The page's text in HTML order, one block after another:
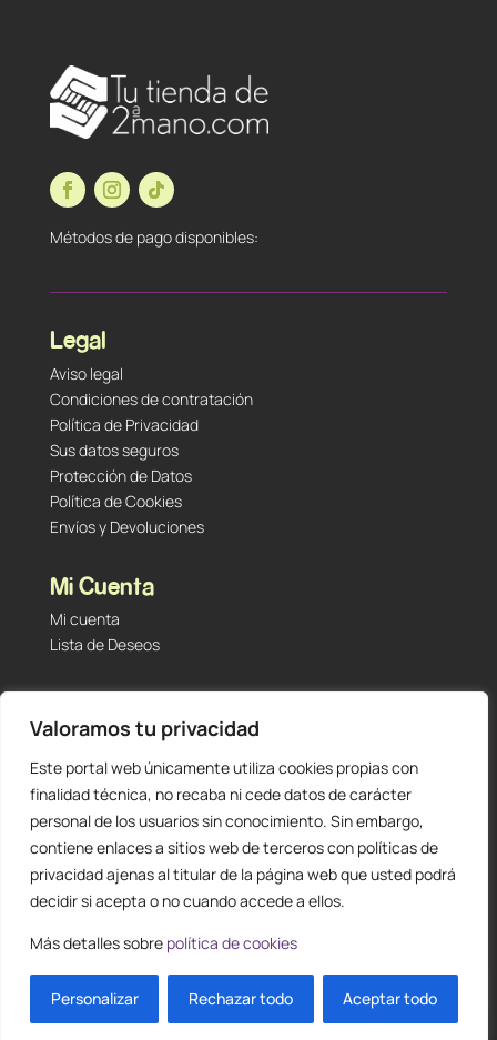
Valoramos tu privacidad
Este portal web únicamente utiliza cookies propias con
finalidad técnica, no recaba ni cede datos de carácter
personal de los usuarios sin conocimiento. Sin embargo,
contiene enlaces a sitios web de terceros con políticas de
privacidad ajenas al titular de la página web que usted podrá
decidir si acepta o no cuando accede a ellos.
Más detalles sobre política de cookies
Personalizar Rechazar todo Aceptar todo
Métodos de pago disponibles:
Legal
Aviso legal
Condiciones de contratación
Política de Privacidad
Sus datos seguros
Protección de Datos
Política de Cookies
Envíos y Devoluciones
Mi Cuenta
Mi cuenta
Lista de Deseos
Tu Tienda de Segunda Mano, Sambara #101 (Madrid,
28027 – España)
912 60 05 55 |+34 601 23 09 14
info@staging.tutiendadesegundamano.com
Diseño y creación web byPublydea© |Todos los derechos reservados
ES